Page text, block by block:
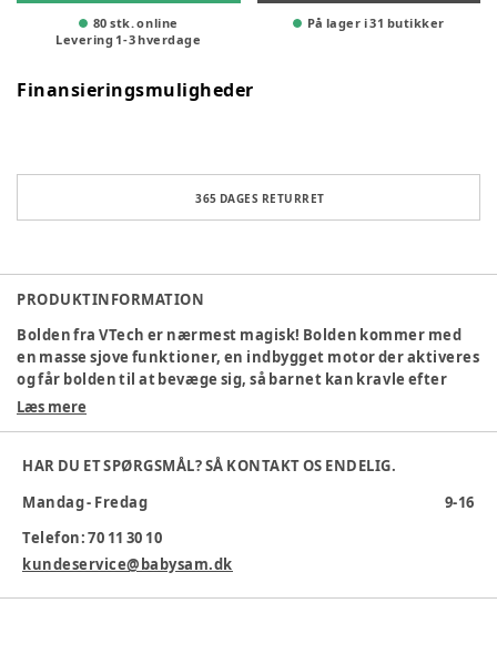
80 stk. online
Levering 1-3hverdage
På lager i 31 butikker
Finansieringsmuligheder
365 DAGES RETURRET
PRODUKTINFORMATION
Bolden fra VTech er nærmest magisk! Bolden kommer med
en masse sjove funktioner, en indbygget motor der aktiveres
og får bolden til at bevæge sig, så barnet kan kravle efter
den. Den farverige bold kommer med lyd og lys, der fanger og
Alder :
12-18 mdr, 6-12 mdr
Læs mere
HAR DU ET SPØRGSMÅL? SÅ KONTAKT OS ENDELIG.
Mandag - Fredag
9-16
Telefon: 70 11 30 10
kundeservice@babysam.dk